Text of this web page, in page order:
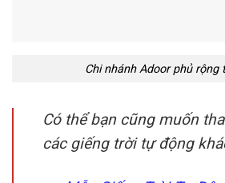
Chi nhánh Adoor phủ rộng
Có thể bạn cũng muốn
các giếng trời tự động